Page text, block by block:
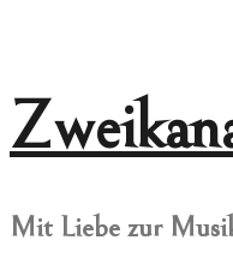
Mit Liebe zur